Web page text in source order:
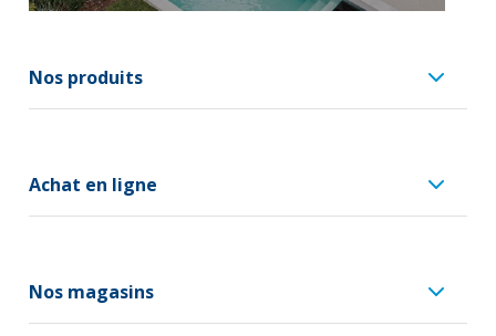
Nos produits
Achat en ligne
Nos magasins